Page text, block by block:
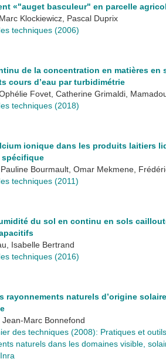
«"auget basculeur" en parcelle
Klockiewicz, Pascal Duprix
techniques (2006)
de la concentration en matières en
cours d’eau par turbidimétrie
Fovet, Catherine Grimaldi,
techniques (2018)
ionique dans les produits laitiers
spécifique
Bourmault, Omar Mekmene,
techniques (2011)
du sol en continu en sols
Isabelle Bertrand
techniques (2016)
rayonnements naturels d’origine
Marc Bonnefond
des techniques (2008): Pratiques et
naturels dans les domaines visible,